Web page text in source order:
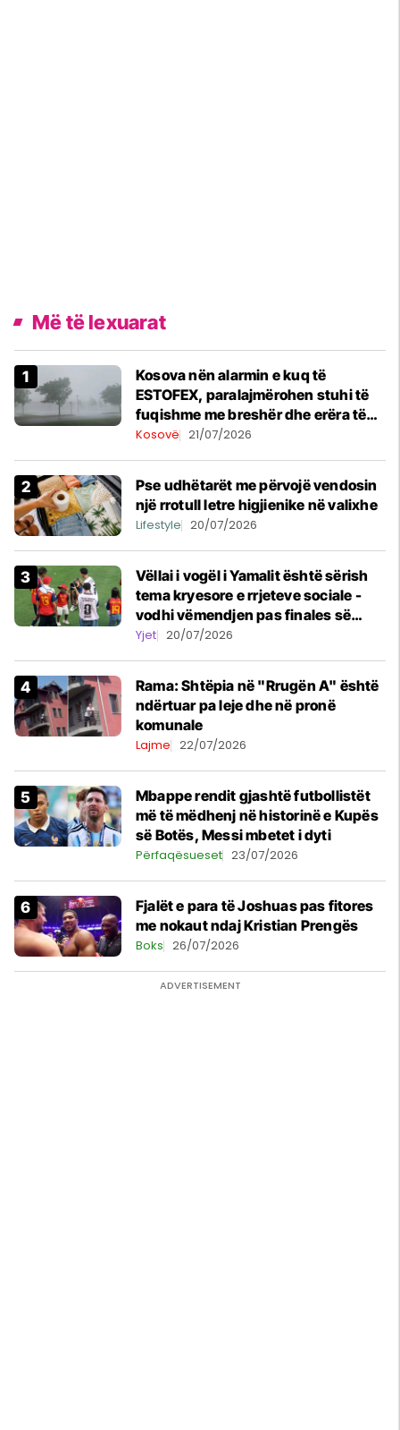
Më të lexuarat
Kosova nën alarmin e kuq të
ESTOFEX, paralajmërohen stuhi të
fuqishme me breshër dhe erëra të
forta
Kosovë 21/07/2026
Pse udhëtarët me përvojë vendosin
një rrotull letre higjienike në valixhe
Lifestyle 20/07/2026
Vëllai i vogël i Yamalit është sërish
tema kryesore e rrjeteve sociale -
vodhi vëmendjen pas finales së
Kupës së Botës
Yjet 20/07/2026
Rama: Shtëpia në "Rrugën A" është
ndërtuar pa leje dhe në pronë
komunale
Lajme 22/07/2026
Mbappe rendit gjashtë futbollistët
më të mëdhenj në historinë e Kupës
së Botës, Messi mbetet i dyti
Përfaqësueset 23/07/2026
Fjalët e para të Joshuas pas fitores
me nokaut ndaj Kristian Prengës
Boks 26/07/2026